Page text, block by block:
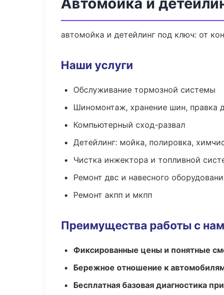
автомойка и детейлинг под ключ: от
Наши услуги
Обслуживание тормозной системы
Шиномонтаж, хранение шин, правка
Компьютерный сход-развал
Детейлинг: мойка, полировка,
Чистка инжектора и топливной
Ремонт двс и навесного
Ремонт акпп и мкпп
Преимущества работы с
Фиксированные цены и понятные
Бережное отношение к
Бесплатная базовая диагностика